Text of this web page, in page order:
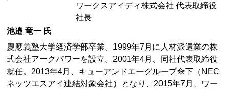
ワークスアイディ株式会社 代表取締役
社長
池邉 竜一 氏
慶應義塾大学経済学部卒業。1999年7月に人材派遣業の株
式会社アークパワーを設立。2001年4月、同社代表取締役
就任。2013年4月、キューアンドエーグループ傘下（NEC
ネッツエスアイ連結対象会社）となり、2015年7月、ワー